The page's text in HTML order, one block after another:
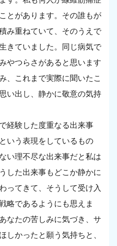
とがあります。その誰もが
み重ねていて、そのうえで
きていました。同じ病気で
やつらさがあると思います
、これまで実際に聞いたこ
い出し、静かに敬意の気持
経験した度重なる出来事
いう表現をしているもの
い理不尽な出来事だと私は
した出来事もどこか静かに
ってきて、そうして受け入
略であるようにも思えま
なたの苦しみに気づき、サ
しかったと願う気持ちと、